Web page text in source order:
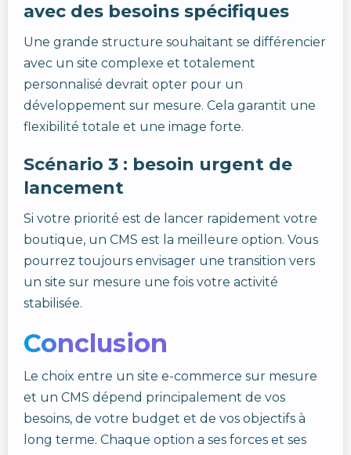
avec des besoins spécifiques
Une grande structure souhaitant se différencier
avec un site complexe et totalement
personnalisé devrait opter pour un
développement sur mesure. Cela garantit une
flexibilité totale et une image forte.
Scénario 3 : besoin urgent de
lancement
Si votre priorité est de lancer rapidement votre
boutique, un CMS est la meilleure option. Vous
pourrez toujours envisager une transition vers
un site sur mesure une fois votre activité
stabilisée.
Conclusion
Le choix entre un site e-commerce sur mesure
et un CMS dépend principalement de vos
besoins, de votre budget et de vos objectifs à
long terme. Chaque option a ses forces et ses